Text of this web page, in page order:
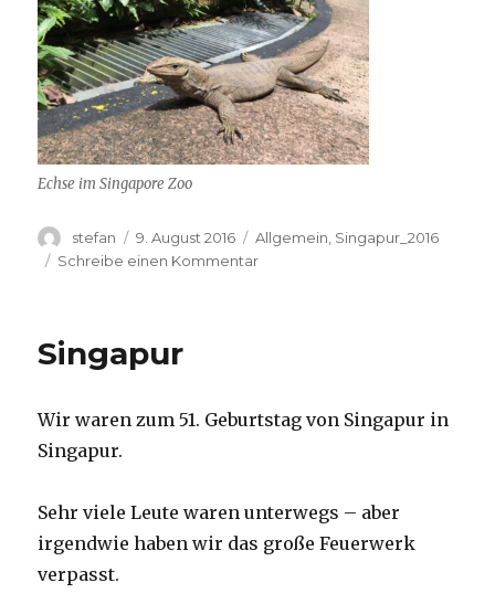
Echse im Singapore Zoo
Autor
stefan
Veröffentlicht
am
9. August 2016 Kategorien
Allgemein Singapur_2016
Schreibe einen Kommentarzu
Singapur
Wir waren zum 51. Geburtstag von Singapur in
Singapur.
Sehr viele Leute waren unterwegs – aber
irgendwie haben wir das große Feuerwerk
verpasst.